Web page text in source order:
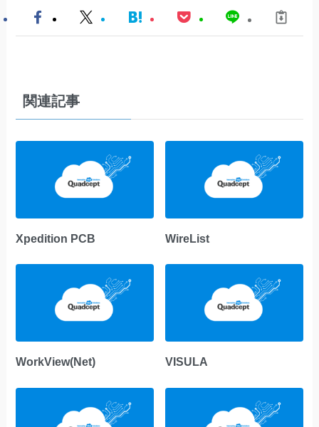
関連記事
Xpedition PCB WireList
WorkView(Net) VISULA